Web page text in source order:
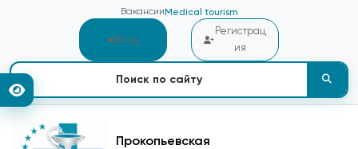
Вакансии Medical tourism
Вход
Регистрац
ия
Прокопьевская